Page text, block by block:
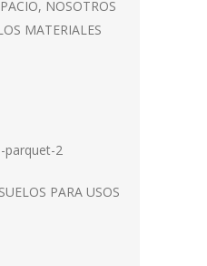
NOSOTROS
MATERIALES
PARA USOS